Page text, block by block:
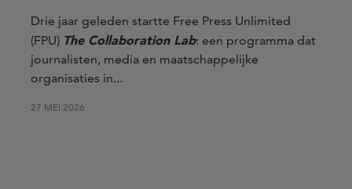
Drie jaar geleden startte Free Press Unlimited
(FPU) The Collaboration Lab: een programma dat
journalisten, media en maatschappelijke
organisaties in...
27 MEI 2026